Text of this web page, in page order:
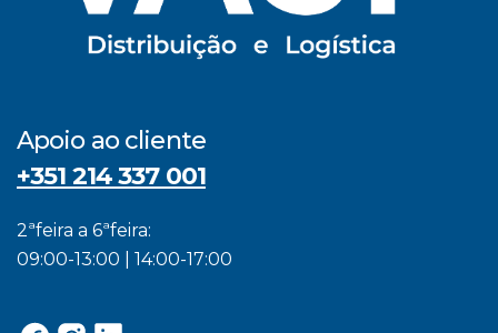
Apoio ao cliente
+351 214 337 001
2ªfeira a 6ªfeira:
09:00-13:00 | 14:00-17:00